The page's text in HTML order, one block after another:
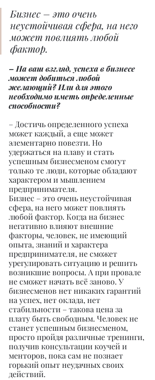
Бизнес – это очень
неустойчивая сфера, на него
может повлиять любой
фактор.
– На ваш взгляд, успеха в бизнесе
может добиться любой
желающий? Или для этого
необходимо иметь определенные
способности?
– Достичь определенного успеха
может каждый, а еще может
элементарно повезти. Но
удержаться на плаву и стать
успешным бизнесменом смогут
только те люди, которые обладают
характером и мышлением
предпринимателя.
Бизнес – это очень неустойчивая
сфера, на него может повлиять
любой фактор. Когда на бизнес
негативно влияют внешние
факторы, человек, не имеющий
опыта, знаний и характера
предпринимателя, не сможет
урегулировать ситуацию и решить
возникшие вопросы. А при провале
не сможет начать всё заново. У
бизнесменов нет никаких гарантий
на успех, нет оклада, нет
стабильности – такова цена за
плату быть свободным. Человек не
станет успешным бизнесменом,
просто пройдя различные тренинги,
получив консультации коучей и
менторов, пока сам не познает
горький опыт неудачных своих
действий.